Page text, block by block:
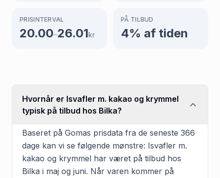
PRISINTERVAL
20.00–26.01kr
PÅ TILBUD
4% af tiden
Hvornår er Isvafler m. kakao og krymmel
typisk på tilbud hos Bilka?
Baseret på Gomas prisdata fra de seneste 366
dage kan vi se følgende mønstre: Isvafler m.
kakao og krymmel har været på tilbud hos
Bilka i maj og juni. Når varen kommer på